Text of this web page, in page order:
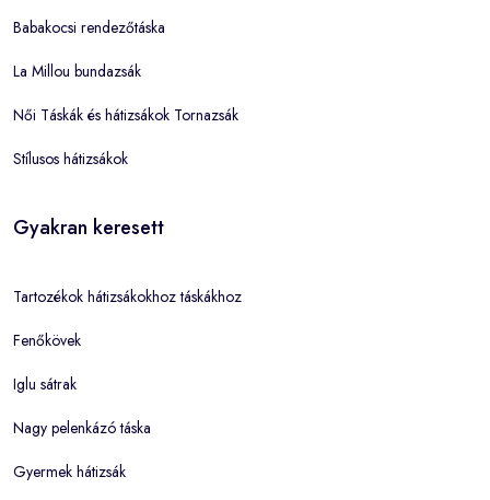
Babakocsi rendezőtáska
La Millou bundazsák
Női Táskák és hátizsákok Tornazsák
Stílusos hátizsákok
Gyakran keresett
Tartozékok hátizsákokhoz táskákhoz
Fenőkövek
Iglu sátrak
Nagy pelenkázó táska
Gyermek hátizsák